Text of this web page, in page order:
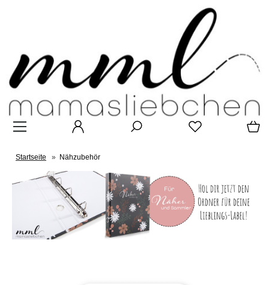
Startseite » Nähzubehör